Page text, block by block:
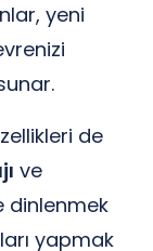
yeni
de
ve
dinlenmek
yapmak